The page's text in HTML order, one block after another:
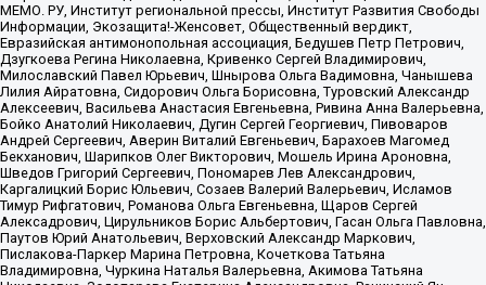
МЕМО. РУ, Институт региональной прессы, Институт Развития Свободы
Информации, Экозащита!-Женсовет, Общественный вердикт,
Евразийская антимонопольная ассоциация, Бедушев Петр Петрович,
Дзугкоева Регина Николаевна, Кривенко Сергей Владимирович,
Милославский Павел Юрьевич, Шнырова Ольга Вадимовна, Чанышева
Лилия Айратовна, Сидорович Ольга Борисовна, Туровский Александр
Алексеевич, Васильева Анастасия Евгеньевна, Ривина Анна Валерьевна,
Бойко Анатолий Николаевич, Дугин Сергей Георгиевич, Пивоваров
Андрей Сергеевич, Аверин Виталий Евгеньевич, Барахоев Магомед
Бекханович, Шарипков Олег Викторович, Мошель Ирина Ароновна,
Шведов Григорий Сергеевич, Пономарев Лев Александрович,
Каргалицкий Борис Юльевич, Созаев Валерий Валерьевич, Исламов
Тимур Рифгатович, Романова Ольга Евгеньевна, Щаров Сергей
Алексадрович, Цирульников Борис Альбертович, Гасан Ольга Павловна,
Паутов Юрий Анатольевич, Верховский Александр Маркович,
Пислакова-Паркер Марина Петровна, Кочеткова Татьяна
Владимировна, Чуркина Наталья Валерьевна, Акимова Татьяна